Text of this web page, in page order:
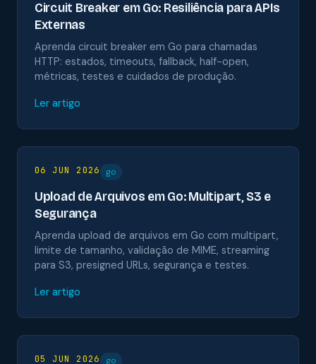
Circuit Breaker em Go: Resiliência para APIs
Externas
Aprenda circuit breaker em Go para chamadas
HTTP: estados, timeouts, fallback, half-open,
métricas, testes e cuidados de produção.
Ler artigo
06 JUN 2026 go
Upload de Arquivos em Go: Multipart, S3 e
Segurança
Aprenda upload de arquivos em Go com multipart,
limite de tamanho, validação de MIME, streaming
para S3, presigned URLs, segurança e testes.
Ler artigo
05 JUN 2026 go